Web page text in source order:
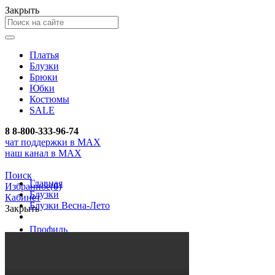
Закрыть
Платья
Блузки
Брюки
Юбки
Костюмы
SALE
8 8-800-333-96-74
чат поддержки в MAX
наш канал в MAX
Поиск
Избранное(0)
Кабинет
Закрыть
Профиль
Главная
Блузки
Блузки Весна-Лето